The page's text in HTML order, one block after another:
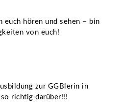
euch hören und sehen – bin
von euch!
zur GGBlerin in
richtig darüber!!!